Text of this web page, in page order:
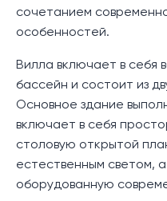
сочетанием
особенностей.
Вилла включает в себя
бассейн и состоит из
Основное здание
включает в себя
столовую открытой
естественным светом,
оборудованную